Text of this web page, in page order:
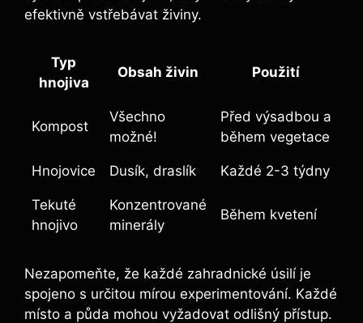
‍efektivně vstřebávat ‍živiny.
Typ
hnojiva
Obsah živin Použití
Kompost
Všechno
možné!
Před výsadbou a
​během⁢ vegetace
Hnojovice Dusík, draslík Každé 2-3 týdny
Tekuté
⁤hnojivo
Konzentrované
minerály
Během kvetení
Nezapomeňte, že každé zahradnické úsilí je
spojeno⁢ s určitou mírou experimentování. Každé
místo a půda mohou vyžadovat ⁢odlišný přístup.